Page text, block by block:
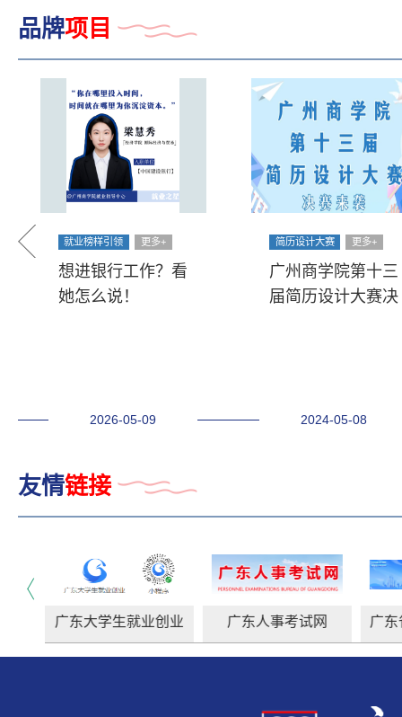
品牌项目
就业榜样引领 更多+
想进银行工作？看
她怎么说！
2026-05-09
简历设计大赛 更多+
广州商学院第十三
届简历设计大赛决
2024-05-08
友情链接
广东大学生就业创业 广东人事考试网